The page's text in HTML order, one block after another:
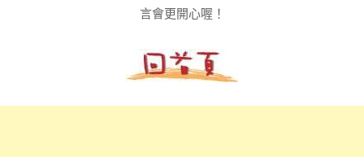
言會更開心喔！